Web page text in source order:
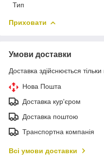
Тип
Приховати
Умови доставки
Доставка здійснюється
Нова Пошта
Доставка кур'єром
Доставка поштою
Транспортна компанія
Всі умови доставки